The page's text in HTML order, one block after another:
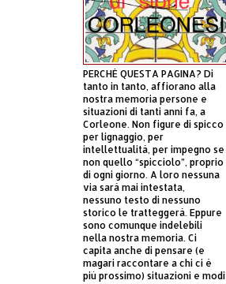
PERCHÈ QUESTA PAGINA? Di
tanto in tanto, affiorano alla
nostra memoria persone e
situazioni di tanti anni fa, a
Corleone. Non figure di spicco
per lignaggio, per
intellettualità, per impegno se
non quello “spicciolo”, proprio
di ogni giorno. A loro nessuna
via sarà mai intestata,
nessuno testo di nessuno
storico le tratteggerà. Eppure
sono comunque indelebili
nella nostra memoria. Ci
capita anche di pensare (e
magari raccontare a chi ci è
più prossimo) situazioni e modi